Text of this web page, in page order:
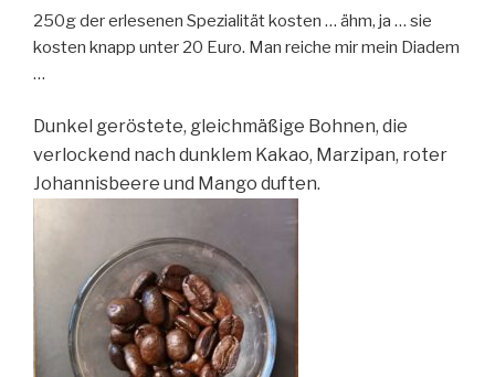
250g der erlesenen Spezialität kosten … ähm, ja … sie
kosten knapp unter 20 Euro. Man reiche mir mein Diadem
…
Dunkel geröstete, gleichmäßige Bohnen, die
verlockend nach dunklem Kakao, Marzipan, roter
Johannisbeere und Mango duften.